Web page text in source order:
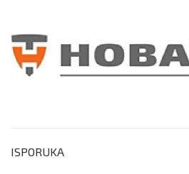
ISPORUKA